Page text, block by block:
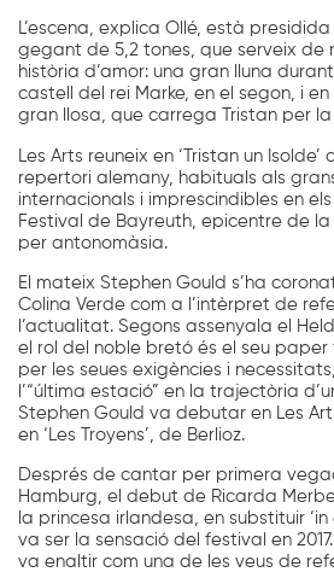
L’escena, explica Ollé, està
gegant de 5,2 tones, que serveix de
història d’amor: una gran lluna
castell del rei Marke, en el segon, i
gran llosa, que carrega Tristan per
Les Arts reuneix en ‘Tristan un
repertori alemany, habituals als
internacionals i imprescindibles en
Festival de Bayreuth, epicentre de
per antonomàsia.
El mateix Stephen Gould s’ha
Colina Verde com a l’intèrpret de
l’actualitat. Segons assenyala el
el rol del noble bretó és el seu paper
per les seues exigències i
l’“última estació” en la trajectòria
Stephen Gould va debutar en Les
en ‘Les Troyens’, de Berlioz.
Després de cantar per primera
Hamburg, el debut de Ricarda
la princesa irlandesa, en substituir ‘in
va ser la sensació del festival en
va enaltir com una de les veus de